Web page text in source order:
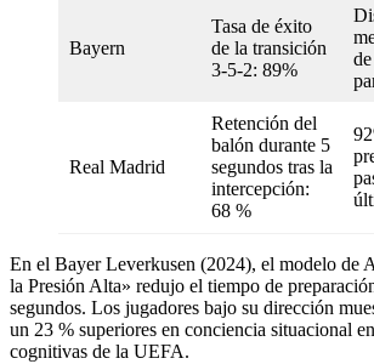
Bayern
Tasa de éxito
de la transición
3-5-2: 89%
Real Madrid
Retención del
balón durante 5
segundos tras la
intercepción:
68 %
En el Bayer Leverkusen (2024), el modelo de
la Presión Alta» redujo el tiempo de
segundos. Los jugadores bajo su dirección
un 23 % superiores en conciencia situacional
cognitivas de la UEFA.